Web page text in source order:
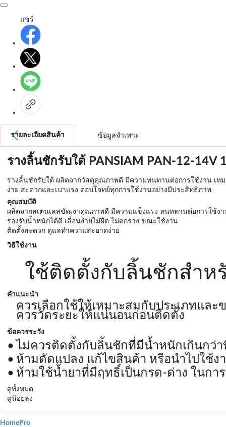
แชร์
รายละเอียดสินค้า ข้อมูลจำเพาะ
รางลิ้นชักรับใต้ PANSIAM PAN-12-14V
รางลิ้นชักรับใต้ ผลิตจากวัสดุคุณภาพดี มีความทนทานต่อการใช้งาน เห
ง่าย สะดวกและเบาแรง ตอบโจทย์ทุกการใช้งานอย่างมีประสิทธิภาพ
คุณสมบัติ
ผลิตจากสเตนเลสขัดเงาคุณภาพดี มีความแข็งแรง ทนททานต่อการใช้ง
รองรับน้ำหนักได้ดี เลื่อนง่ายไม่ฝืด ไม่ตกราง ขณะใช้งาน
ติดตั้งสะดวก ดูแลทำความสะอาดง่าย
วิธีใช้งาน
ใช้ติดตั้งกับลิ้นชักสำห
คำแนะนำ
ควรเลือกใช้ให้เหมาะสมกับประเภทแล
ควรวัดระยะให้แน่นอนก่อนติดตั้ง
ข้อควรระวัง
ไม่ควรติดตั้งกับลิ้นชักที่มีน้ำหนักเกินกว่
ห้ามดัดแปลง แก้ไขสินค้า หรือนำไปใช้ง
ห้ามใช้น้ำยาที่มีฤทธิ์เป็นกรด-ด่าง ในกา
ดูทั้งหมด
ดูน้อยลง
HomePro